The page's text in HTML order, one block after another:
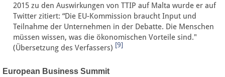
2015 zu den Auswirkungen von TTIP auf Malta wurde er auf
Twitter zitiert: “Die EU-Kommission braucht Input und
Teilnahme der Unternehmen in der Debatte. Die Menschen
müssen wissen, was die ökonomischen Vorteile sind."
(Übersetzung des Verfassers) [9]
European Business Summit